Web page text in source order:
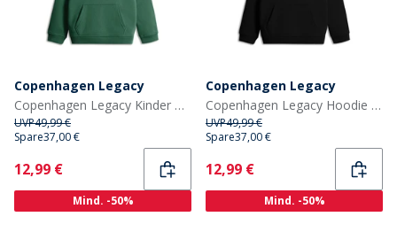
Copenhagen Legacy
Copenhagen Legacy Kinder Kapuzenpullover Grün
UVP49,99 €
Spare37,00 €
Current
12,99 €
Mind. -50%
Copenhagen Legacy
Copenhagen Legacy Hoodie Junge Schwarz
UVP49,99 €
Spare37,00 €
Current
12,99 €
Mind. -50%